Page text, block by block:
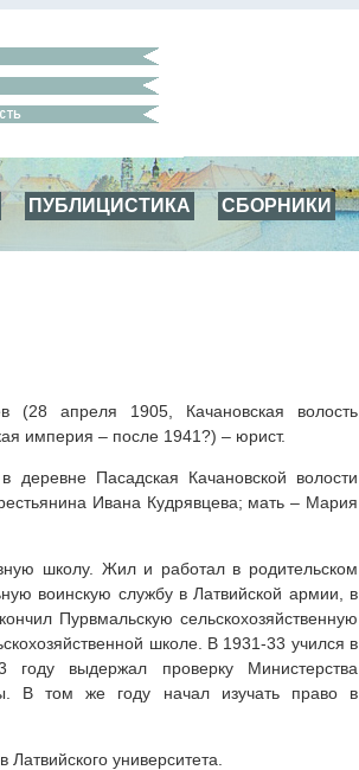
ПУБЛИЦИСТИКА СБОРНИКИ
(28 апреля 1905, Качановская волость
империя – после 1941?) – юрист.
деревне Пасадская Качановской волости
Ивана Кудрявцева; мать – Мария
школу. Жил и работал в родительском
воинскую службу в Латвийской армии, в
Пурвмальскую сельскохозяйственную
школе. В 1931-33 учился в
выдержал проверку Министерства
В том же году начал изучать право в
университета.